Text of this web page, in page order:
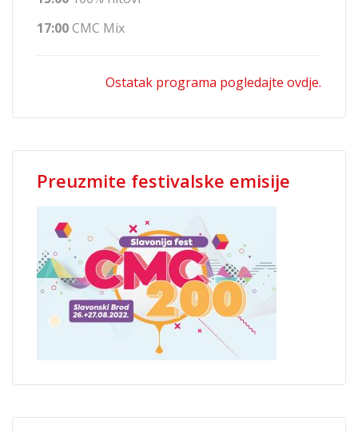
17:00CMC Mix
Ostatak programa pogledajte ovdje.
Preuzmite festivalske emisije